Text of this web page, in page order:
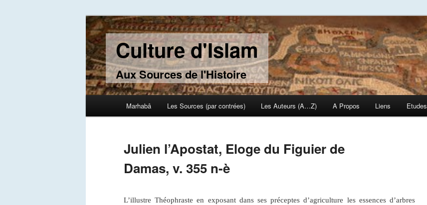
Culture d'Islam
Aux Sources de l'Histoire
Skip to primary content
Skip to secondary content
Marhabâ Les Sources (par contrées) Les Auteurs (A…Z) A Propos Liens Etudes
Julien l’Apostat, Eloge du Figuier de
Damas, v. 355 n-è
L’illustre Théophraste en exposant dans ses préceptes d’agriculture les essences d’arbres